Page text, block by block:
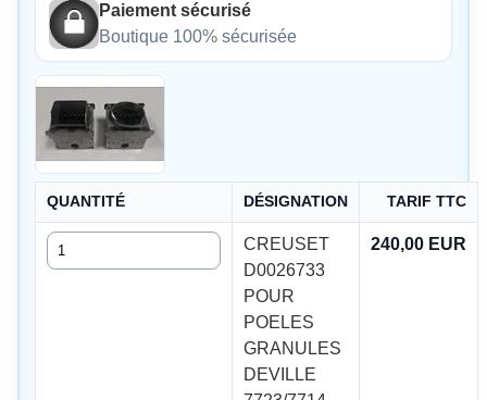
Paiement sécurisé
Boutique 100% sécurisée
QUANTITÉ DÉSIGNATION TARIF TTC
Quantité
CREUSET
D0026733
POUR
POELES
GRANULES
DEVILLE
240,00 EUR